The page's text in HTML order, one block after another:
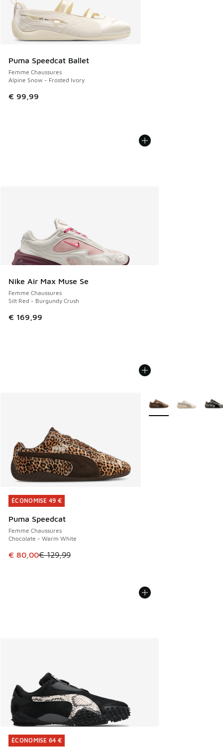
Puma Speedcat Ballet
Femme Chaussures
Alpine Snow - Frosted Ivory
€ 99,99
Nike Air Max Muse Se
Femme Chaussures
Silt Red - Burgundy Crush
€ 169,99
ÉCONOMISE 49 €
Puma Speedcat
Femme Chaussures
Chocolate - Warm White
Cet article est en promotion. Prix en baisse de € 129,99 à
€ 80,00€ 129,99
ÉCONOMISE 49 €
Plus de couleurs
ÉCONOMISE 64 €
ÉCONOMISE 64 €